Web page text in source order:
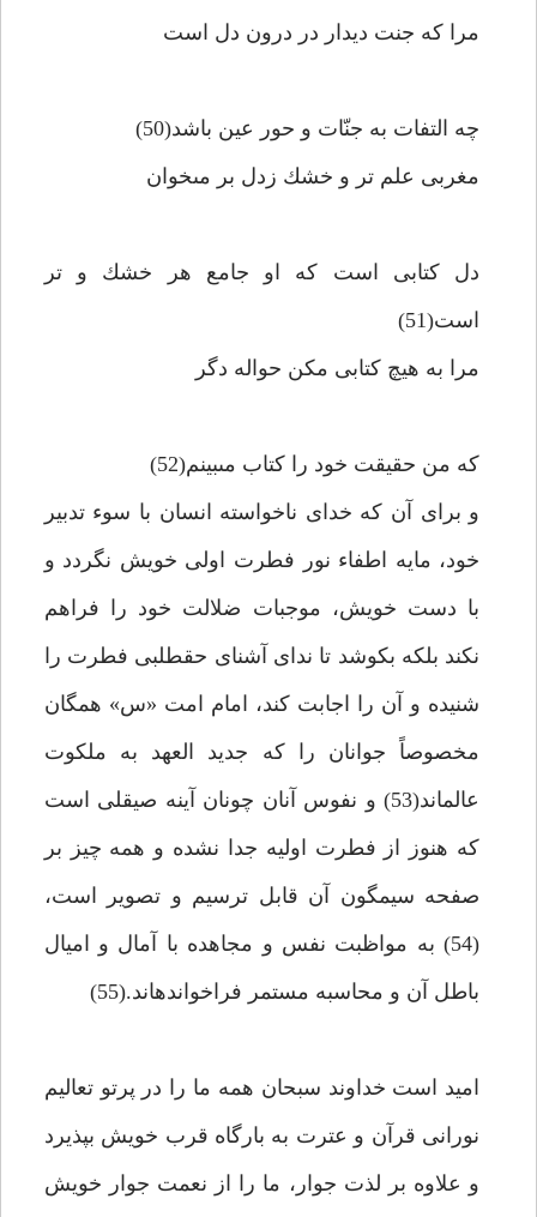
مرا كه جنت ديدار در درون دل است‏
چه التفات به جنّات و حور عين باشد(50)
مغربى علم تر و خشك زدل بر مى‏خوان‏
دل كتابى است كه او جامع هر خشك و تر
است(51)
مرا به هيچ كتابى مكن حواله دگر
كه من حقيقت خود را كتاب مى‏بينم(52)
و براى آن كه خداى ناخواسته انسان با سوء تدبير
خود، مايه اطفاء نور فطرت اولى خويش نگردد و
با دست خويش، موجبات ضلالت خود را فراهم
نكند بلكه بكوشد تا نداى آشناى حق‏طلبى فطرت را
شنيده و آن را اجابت كند، امام امت «س» همگان
مخصوصاً جوانان را كه جديد العهد به ملكوت
عالم‏اند(53) و نفوس آنان چونان آينه صيقلى است
كه هنوز از فطرت اوليه جدا نشده و همه چيز بر
صفحه سيمگون آن قابل ترسيم و تصوير است،
(54) به مواظبت نفس و مجاهده با آمال و اميال
باطل آن و محاسبه مستمر فراخوانده‏اند.(55)
اميد است خداوند سبحان همه ما را در پرتو تعاليم
نورانى قرآن و عترت به بارگاه قرب خويش بپذيرد
و علاوه بر لذت جوار، ما را از نعمت جوار خويش